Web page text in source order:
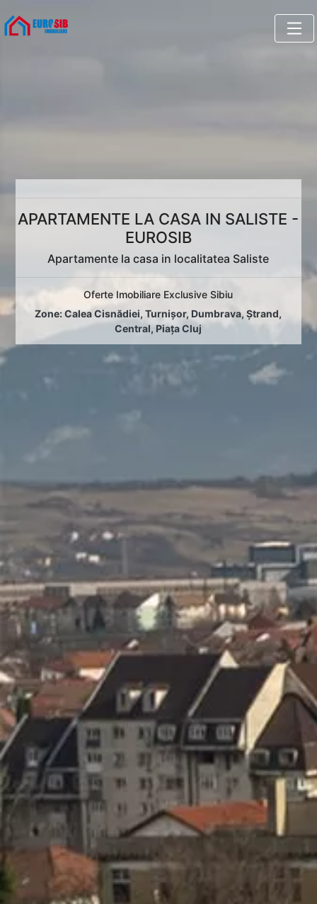
APARTAMENTE LA CASA IN SALISTE -
EUROSIB
Apartamente la casa in localitatea Saliste
Oferte Imobiliare Exclusive Sibiu
Zone:Calea Cisnădiei,Turnișor, Dumbrava,Ștrand,
Central,Piața Cluj